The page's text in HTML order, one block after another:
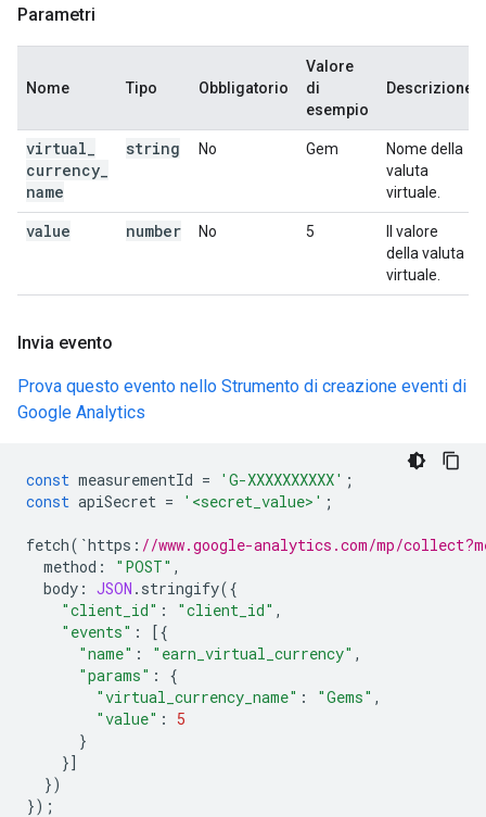
Parametri
Nome Tipo Obbligatorio
Valore
di
esempio
Descrizione
virtual
currency
name
string No Gem
Nome della
valuta
virtuale.
value number No 5
Il valore
della valuta
virtuale.
Invia evento
Prova questo evento nello Strumento di creazione eventi di
Google Analytics
const measurementId = 'G-XXXXXXXXXX' ;
const apiSecret = '<secret_value>' ;
fetch( `https : //www.google-analytics.com/mp/
method : "POST" ,
body : JSON . stringify({
"client_id" : "client_id" ,
"events" :
[{
"name" : "earn_virtual_currency" ,
"params" :
{
"virtual_currency_name" : "Gems" ,
"value" :
5
}
}]
})
});